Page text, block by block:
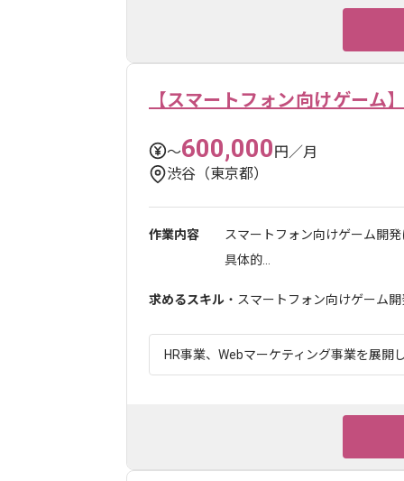
【スマートフォン向けゲーム
〜600,000円／月
渋谷（東京都）
作業内容
スマートフォン向けゲーム開
具体的...
求めるスキル ・スマートフォン向けゲーム
HR事業、Webマーケティング事業を展開